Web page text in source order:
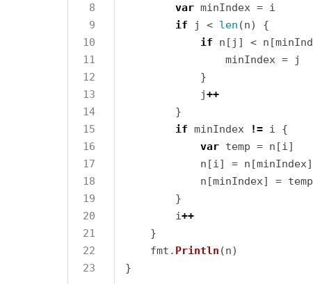
var
if j < len
if
            j
++
if minIndex !=
var
        i
++
    fmt.
Println